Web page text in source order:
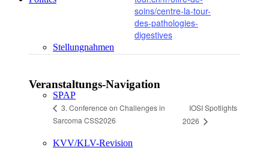
Stellungnahmen
SPAP
KVV/KLV-Revision
soins/centre-la-tour-
des-pathologies-
digestives
Veranstaltungs-Navigation
3. Conference on Challenges in
Sarcoma CSS2026
IOSI Spotlights
2026